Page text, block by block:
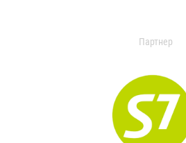
Партнер